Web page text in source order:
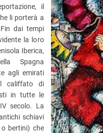
il
li porterà a
dai tempi
la loro
Iberica,
Spagna
agli emirati
califfato di
in tutte le
secolo. La
schiavi
bertini) che